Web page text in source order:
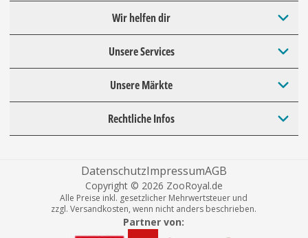
Wir helfen dir
Unsere Services
Unsere Märkte
Rechtliche Infos
DatenschutzImpressumAGB
Copyright © 2026 ZooRoyal.de
Alle Preise inkl. gesetzlicher Mehrwertsteuer und
zzgl. Versandkosten, wenn nicht anders beschrieben.
Partner von: